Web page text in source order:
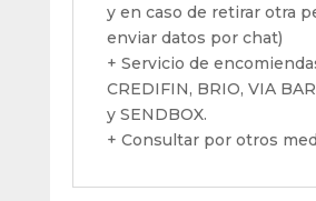
y en caso de retirar otra
enviar datos por chat)
+ Servicio de
CREDIFIN, BRIO, VIA
y SENDBOX.
+ Consultar por otros